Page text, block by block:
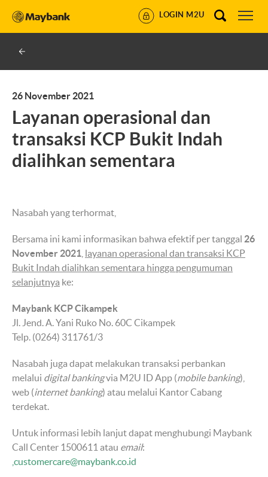
LOGIN M2U
26 November 2021
Layanan operasional dan
transaksi KCP Bukit Indah
dialihkan sementara
Nasabah yang terhormat,
Bersama ini kami informasikan bahwa efektif per tanggal 26
November 2021 layanan operasional dan transaksi KCP
Bukit Indah dialihkan sementara hingga pengumuman
selanjutnya ke:
Maybank KCP Cikampek
Jl. Jend. A. Yani Ruko No. 60C Cikampek
Telp. (0264) 311761/3
Nasabah juga dapat melakukan transaksi perbankan
melalui digital bankingvia M2U ID App (mobile banking),
web (internet banking) atau melalui Kantor Cabang
terdekat.
Untuk informasi lebih lanjut dapat menghubungi Maybank
Call Center 1500611 atau email:
customercare@maybank.co.id